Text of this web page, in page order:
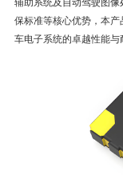
辅助系统及自动驾驶图
保标准等核心优势，本
车电子系统的卓越性能与